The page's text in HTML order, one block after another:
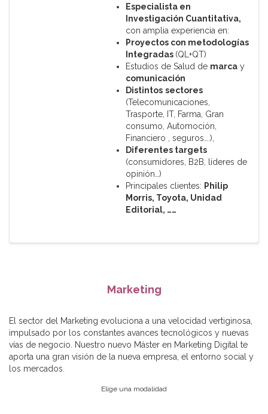
Especialista en
Investigación Cuantitativa,
con amplia experiencia en:
Proyectos con metodologías
Integradas (QL+QT)
Estudios de Salud de marcay
comunicación
Distintos sectores
(Telecomunicaciones,
Trasporte, IT, Farma, Gran
consumo, Automoción,
Financiero , seguros….),
Diferentestargets
(consumidores, B2B, líderes de
opinión…)
Principales clientes: Philip
Morris, Toyota, Unidad
Editorial, ……
Marketing
El sector del Marketing evoluciona a una velocidad vertiginosa,
impulsado por los constantes avances tecnológicos y nuevas
vías de negocio. Nuestro nuevo Máster en Marketing Digital te
aporta una gran visión de la nueva empresa, el entorno social y
los mercados.
Elige una modalidad